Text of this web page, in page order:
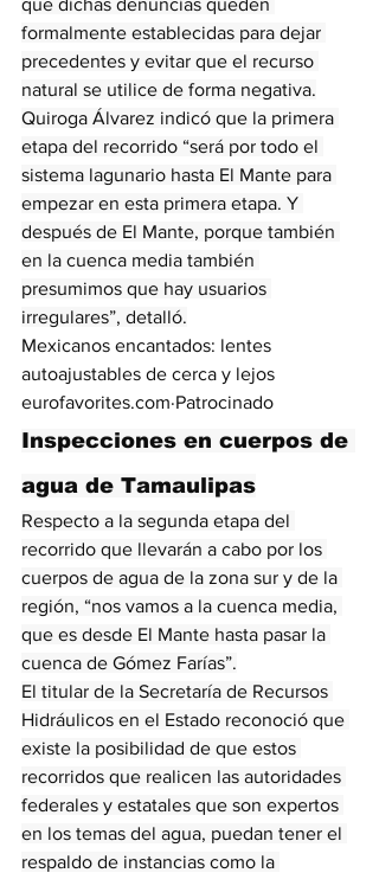
formalmente establecidas para dejar
precedentes y evitar que el recurso
natural se utilice de forma negativa.
Quiroga Álvarez indicó que la primera
etapa del recorrido “será por todo el
sistema lagunario hasta El Mante para
empezar en esta primera etapa. Y
después de El Mante, porque también
en la cuenca media también
presumimos que hay usuarios
irregulares”, detalló.
Mexicanos encantados: lentes
autoajustables de cerca y lejos
eurofavorites.com·Patrocinado
Inspecciones en cuerpos de
agua de Tamaulipas
Respecto a la segunda etapa del
recorrido que llevarán a cabo por los
cuerpos de agua de la zona sur y de la
región, “nos vamos a la cuenca media,
que es desde El Mante hasta pasar la
cuenca de Gómez Farías”.
El titular de la Secretaría de Recursos
Hidráulicos en el Estado reconoció que
existe la posibilidad de que estos
recorridos que realicen las autoridades
federales y estatales que son expertos
en los temas del agua, puedan tener el
respaldo de instancias como la